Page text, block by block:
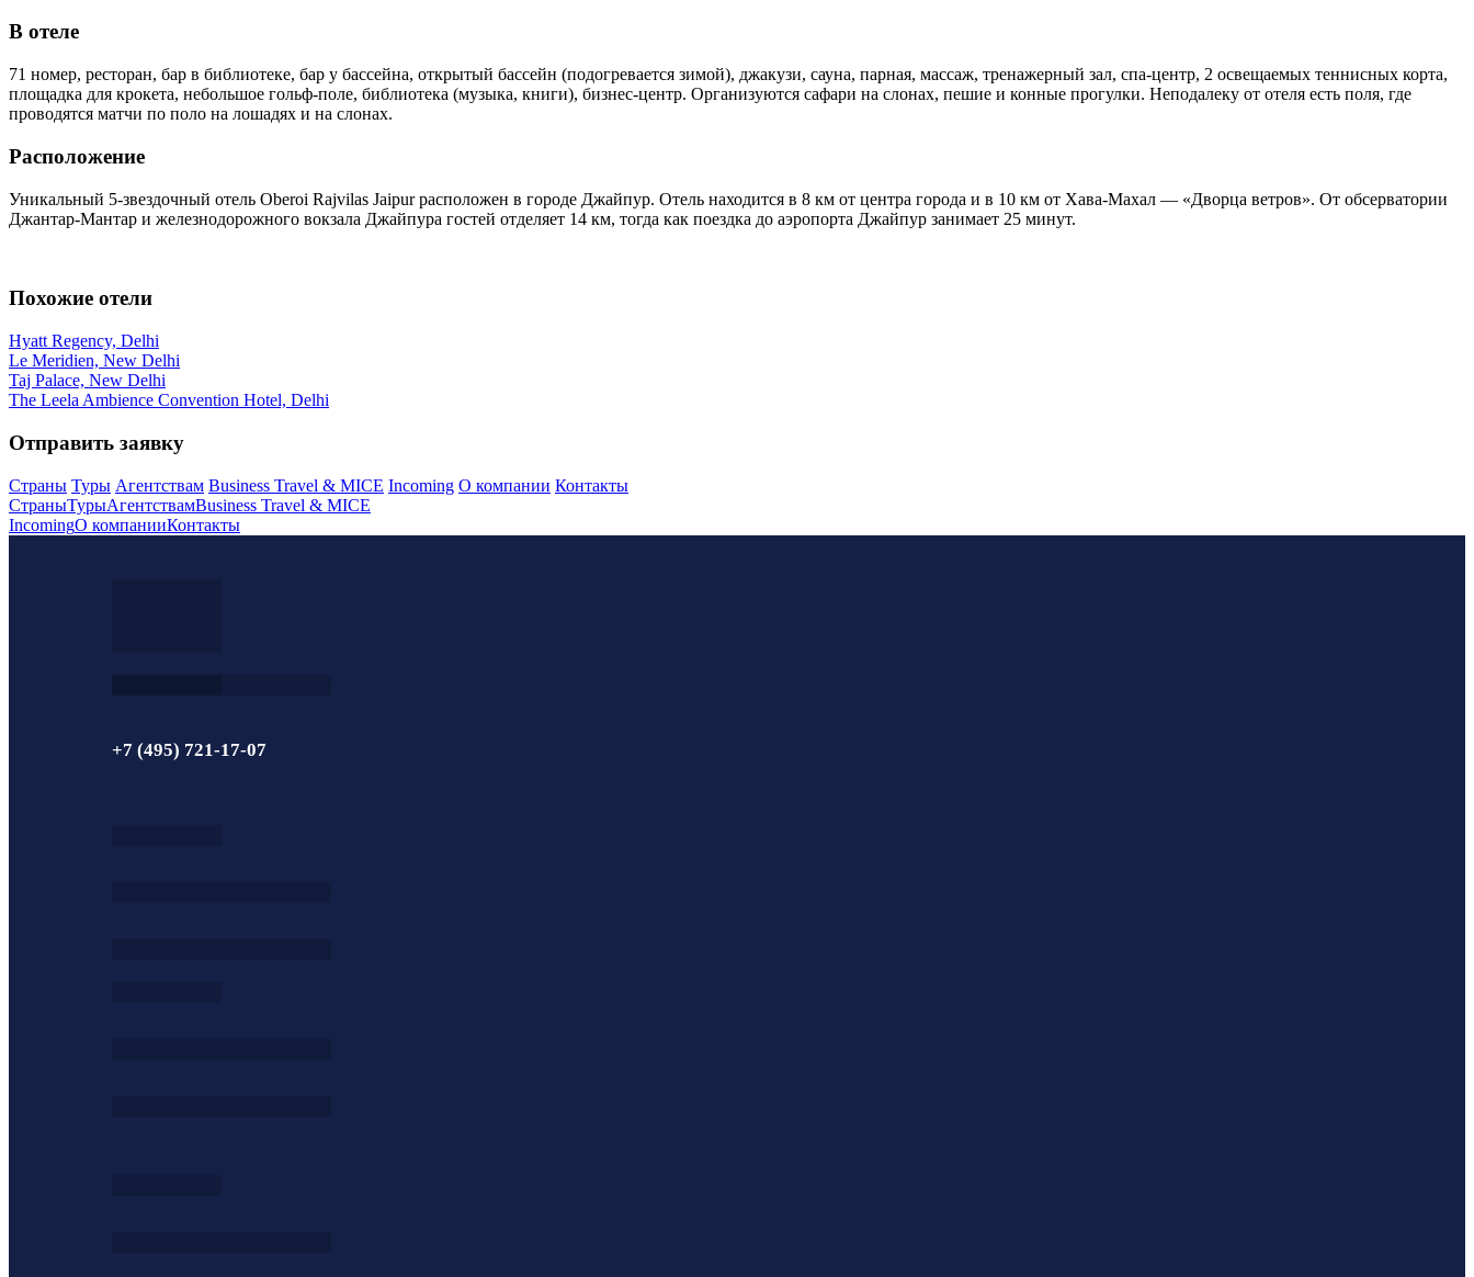
В отеле
71 номер, ресторан, бар в библиотеке, бар у бассейна, открытый бассейн (подогревается зимой), джакузи, сауна, парная, массаж, тренажерный зал, спа-центр, 2 освещаемых теннисных корта,
площадка для крокета, небольшое гольф-поле, библиотека (музыка, книги), бизнес-центр. Организуются сафари на слонах, пешие и конные прогулки. Неподалеку от отеля есть поля, где
проводятся матчи по поло на лошадях и на слонах.
Расположение
Уникальный 5-звездочный отель Oberoi Rajvilas Jaipur расположен в городе Джайпур. Отель находится в 8 км от центра города и в 10 км от Хава-Махал — «Дворца ветров». От обсерватории
Джантар-Мантар и железнодорожного вокзала Джайпура гостей отделяет 14 км, тогда как поездка до аэропорта Джайпур занимает 25 минут.
Похожие отели
Hyatt Regency, Delhi
Le Meridien, New Delhi
Taj Palace, New Delhi
The Leela Ambience Convention Hotel, Delhi
Отправить заявку
Страны Туры Агентствам Business Travel & MICE Incoming О компании Контакты
СтраныТурыАгентствамBusiness Travel & MICE
IncomingО компанииКонтакты
+7 (495) 721-17-07